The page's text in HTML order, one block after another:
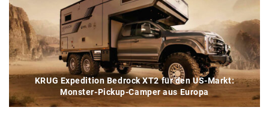
KRUG Expedition Bedrock XT2 für den US-Markt:
Monster-Pickup-Camper aus Europa